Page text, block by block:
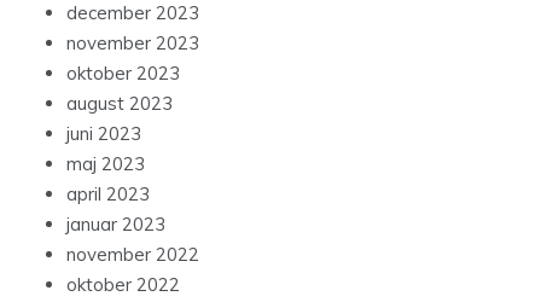
december 2023
november 2023
oktober 2023
august 2023
juni 2023
maj 2023
april 2023
januar 2023
november 2022
oktober 2022